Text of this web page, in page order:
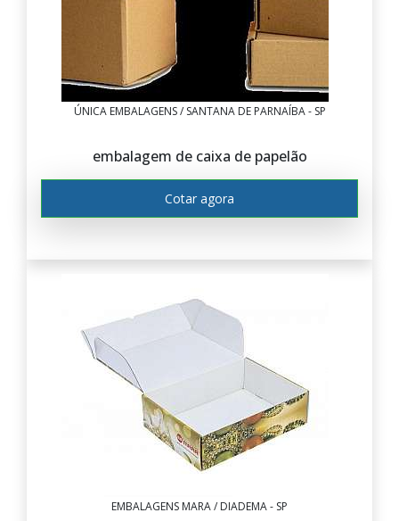
ÚNICA EMBALAGENS / SANTANA DE PARNAÍBA - SP
embalagem de caixa de papelão
Cotar agora
EMBALAGENS MARA / DIADEMA - SP